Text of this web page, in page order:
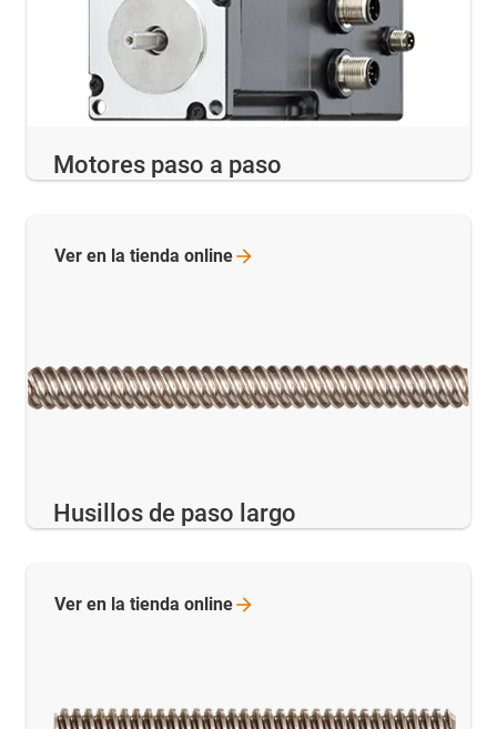
Motores paso a paso
Husillos de paso largo
Ver en la tienda online
Ver en la tienda online